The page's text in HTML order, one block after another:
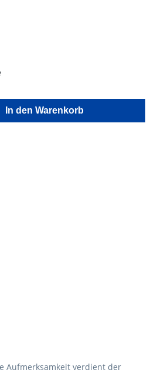
Wert ein
In den Warenkorb
Aufmerksamkeit verdient der